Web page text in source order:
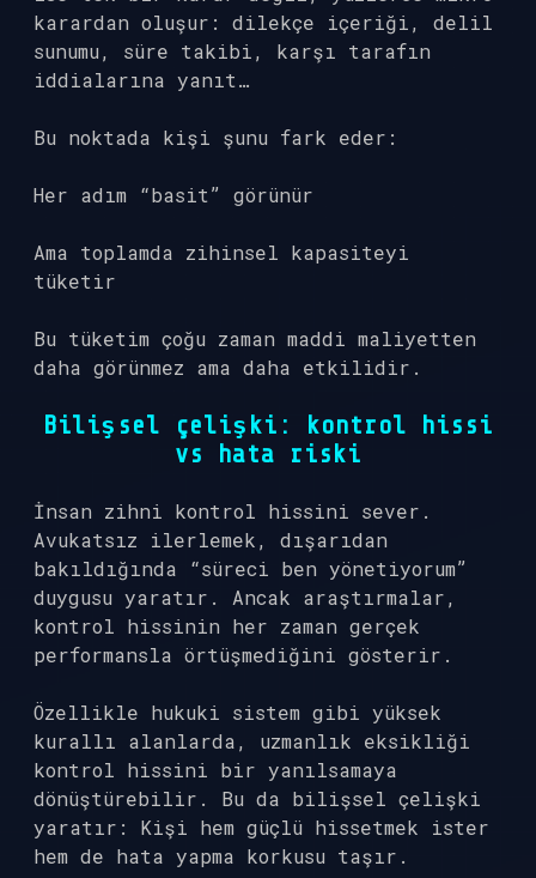
karardan oluşur: dilekçe içeriği, delil
sunumu, süre takibi, karşı tarafın
iddialarına yanıt…
Bu noktada kişi şunu fark eder:
Her adım “basit” görünür
Ama toplamda zihinsel kapasiteyi
tüketir
Bu tüketim çoğu zaman maddi maliyetten
daha görünmez ama daha etkilidir.
Bilişsel çelişki: kontrol hissi
vs hata riski
İnsan zihni kontrol hissini sever.
Avukatsız ilerlemek, dışarıdan
bakıldığında “süreci ben yönetiyorum”
duygusu yaratır. Ancak araştırmalar,
kontrol hissinin her zaman gerçek
performansla örtüşmediğini gösterir.
Özellikle hukuki sistem gibi yüksek
kurallı alanlarda, uzmanlık eksikliği
kontrol hissini bir yanılsamaya
dönüştürebilir. Bu da bilişsel çelişki
yaratır: Kişi hem güçlü hissetmek ister
hem de hata yapma korkusu taşır.